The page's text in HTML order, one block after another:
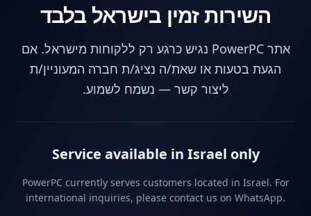
השירות זמין בישראל בלבד
אתר PowerPC נגיש כרגע רק ללקוחות מישראל. אם
הגעת בטעות או שאת/ה נציג/ת חברה המעוניין/ת
ליצור קשר — נשמח לשמוע.
Service available in Israel only
PowerPC currently serves customers located in Israel. For
international inquiries, please contact us on WhatsApp.